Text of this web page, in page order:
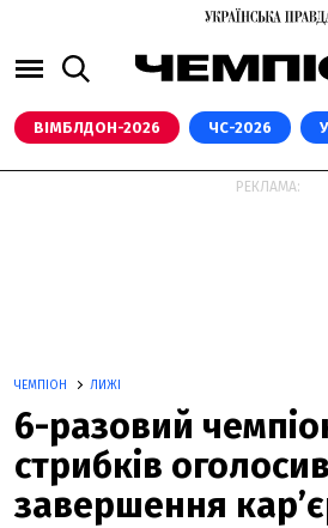
ВІМБЛДОН-2026 ЧС-2026
РЕКЛАМА:
ЧЕМПІОН ЛИЖІ
6-разовий
стрибків
завершення